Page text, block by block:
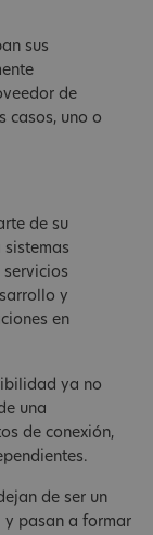
sus
de
casos, uno o
de su
servicios
y
en
ya no
una
de conexión,
de ser un
pasan a formar